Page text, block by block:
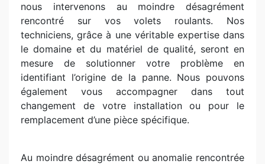
nous intervenons au moindre désagrément
rencontré sur vos volets roulants. Nos
techniciens, grâce à une véritable expertise dans
le domaine et du matériel de qualité, seront en
mesure de solutionner votre problème en
identifiant l’origine de la panne. Nous pouvons
également vous accompagner dans tout
changement de votre installation ou pour le
remplacement d’une pièce spécifique.
Au moindre désagrément ou anomalie rencontrée